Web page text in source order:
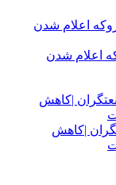
اعلام شدن
|کاهش